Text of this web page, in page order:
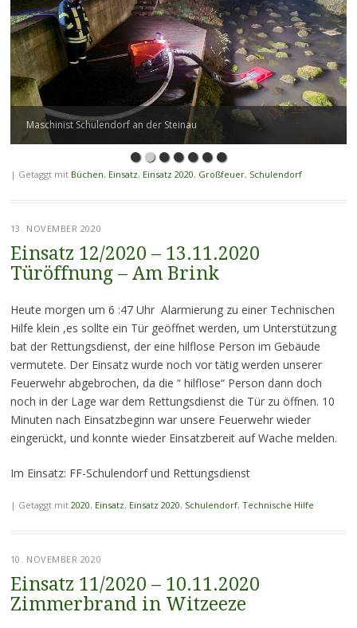
Maschinist Schulendorf an der Steinau
| Getaggt mit Büchen, Einsatz, Einsatz 2020, Großfeuer, Schulendorf
13. NOVEMBER 2020
Einsatz 12/2020 – 13.11.2020
Türöffnung – Am Brink
Heute morgen um 6 :47 Uhr Alarmierung zu einer Technischen
Hilfe klein ,es sollte ein Tür geöffnet werden, um Unterstützung
bat der Rettungsdienst, der eine hilflose Person im Gebäude
vermutete. Der Einsatz wurde noch vor tätig werden unserer
Feuerwehr abgebrochen, da die “ hilflose“ Person dann doch
noch in der Lage war dem Rettungsdienst die Tür zu öffnen. 10
Minuten nach Einsatzbeginn war unsere Feuerwehr wieder
eingerückt, und konnte wieder Einsatzbereit auf Wache melden.
Im Einsatz: FF-Schulendorf und Rettungsdienst
| Getaggt mit 2020, Einsatz, Einsatz 2020, Schulendorf, Technische Hilfe
10. NOVEMBER 2020
Einsatz 11/2020 – 10.11.2020
Zimmerbrand in Witzeeze